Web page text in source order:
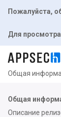
Пожалуйста,
Для
Общая
Общая
Описание